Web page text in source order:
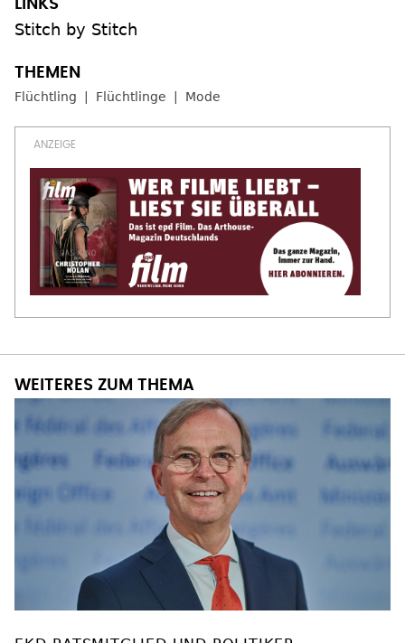
Stitch by Stitch
Flüchtling Flüchtlinge Mode